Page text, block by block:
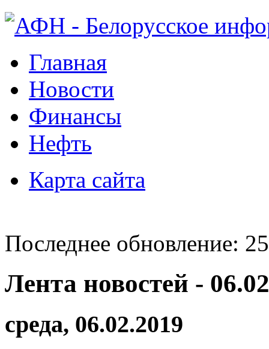
Главная
Новости
Финансы
Нефть
Карта сайта
Последнее обновление:
Лента новостей -
среда, 06.02.2019